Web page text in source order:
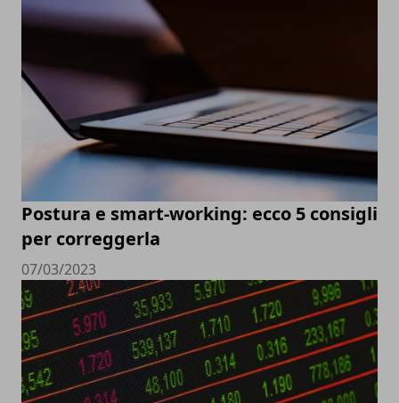
Postura e smart-working: ecco 5 consigli
per correggerla
07/03/2023